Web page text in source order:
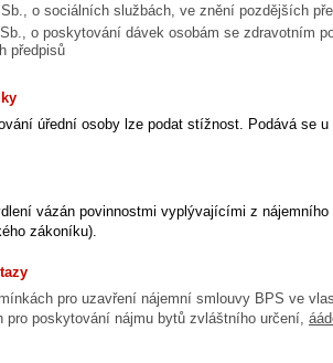
o sociálních službách, ve znění pozdějších
o poskytování dávek osobám se zdravotním
předpisů
úřední osoby lze podat stížnost. Podává se
vázán povinnostmi vyplývajícími z
zákoníku).
pro uzavření nájemní smlouvy BPS ve
pro poskytování nájmu bytů zvláštního určení,